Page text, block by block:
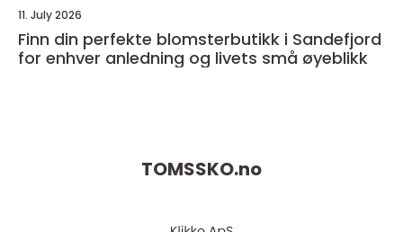
11. July 2026
Finn din perfekte blomsterbutikk i Sandefjord
for enhver anledning og livets små øyeblikk
TOMSSKO.no